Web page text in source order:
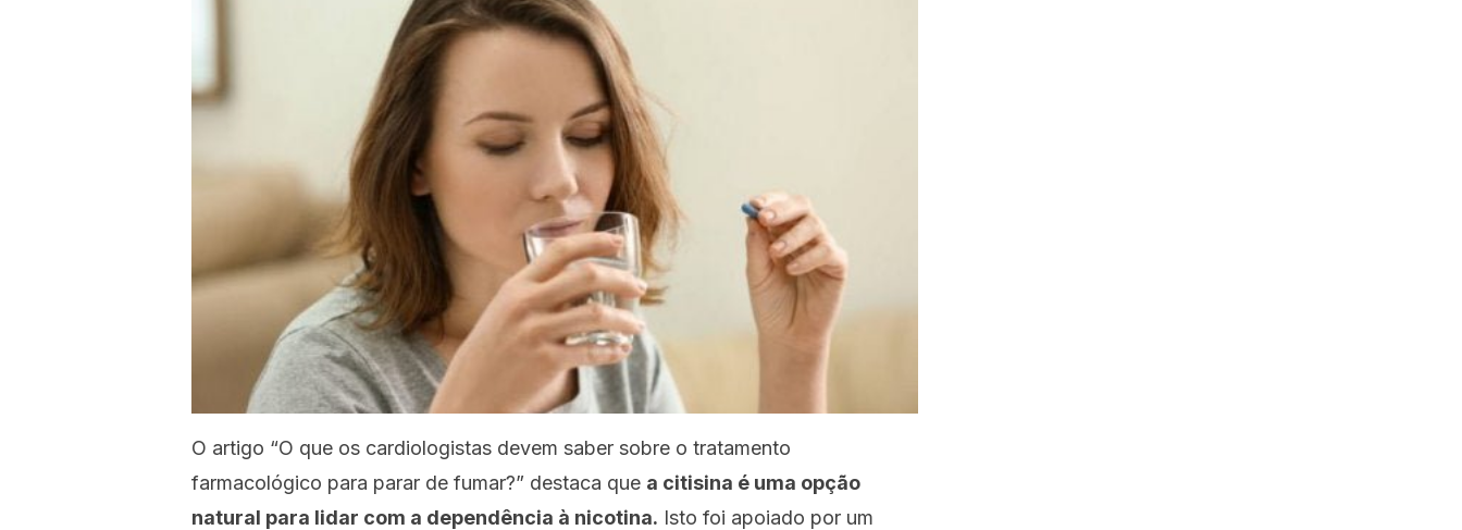
O artigo “O que os cardiologistas devem saber sobre o tratamento
farmacológico para parar de fumar?” destaca que a citisina é uma opção
natural para lidar com a dependência à nicotina. Isto foi apoiado por um